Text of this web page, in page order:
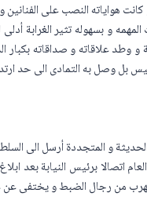
هواياته النصب على
و بسهوله تثير الغرابة
علاقاته و صداقاته بكبار
بل وصل به التمادى الى حد
و المتجددة أرسل الى
اتصالا برئيس النيابة بعد
يهرب من رجال الضبط و يختفى